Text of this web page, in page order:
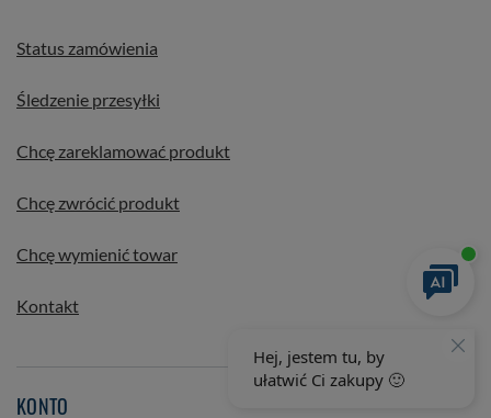
Status zamówienia
Śledzenie przesyłki
Chcę zareklamować produkt
Chcę zwrócić produkt
Chcę wymienić towar
Kontakt
KONTO